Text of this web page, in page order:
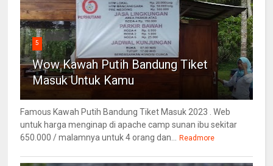
5
Wow Kawah Putih Bandung Tiket
Masuk Untuk Kamu
Famous Kawah Putih Bandung Tiket Masuk 2023 . Web
untuk harga menginap di apache camp sunan ibu sekitar
650.000 / malamnya untuk 4 orang dan...
Readmore